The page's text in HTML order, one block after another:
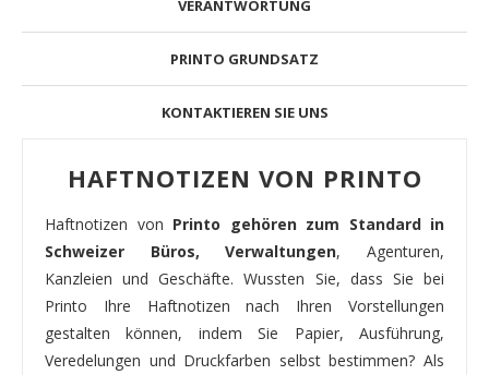
VERANTWORTUNG
PRINTO GRUNDSATZ
KONTAKTIEREN SIE UNS
HAFTNOTIZEN VON PRINTO
Haftnotizen von Printo gehören zum Standard in
Schweizer Büros, Verwaltungen, Agenturen,
Kanzleien und Geschäfte. Wussten Sie, dass Sie bei
Printo Ihre Haftnotizen nach Ihren Vorstellungen
gestalten können, indem Sie Papier, Ausführung,
Veredelungen und Druckfarben selbst bestimmen? Als